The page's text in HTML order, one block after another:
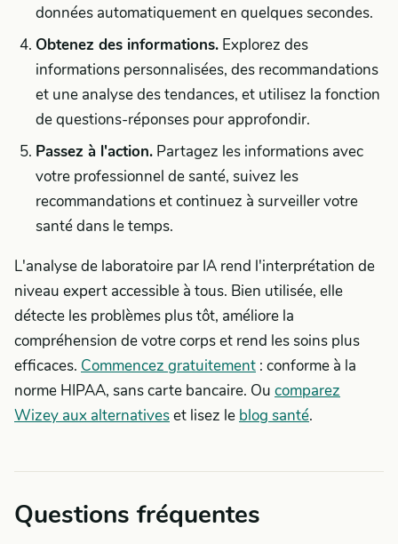
données automatiquement en quelques secondes.
Obtenez des informations. Explorez des
informations personnalisées, des recommandations
et une analyse des tendances, et utilisez la fonction
de questions-réponses pour approfondir.
Passez à l'action. Partagez les informations avec
votre professionnel de santé, suivez les
recommandations et continuez à surveiller votre
santé dans le temps.
L'analyse de laboratoire par IA rend l'interprétation de
niveau expert accessible à tous. Bien utilisée, elle
détecte les problèmes plus tôt, améliore la
compréhension de votre corps et rend les soins plus
efficaces. Commencez gratuitement : conforme à la
norme HIPAA, sans carte bancaire. Ou comparez
Wizey aux alternativeset lisez le blog santé.
Questions fréquentes